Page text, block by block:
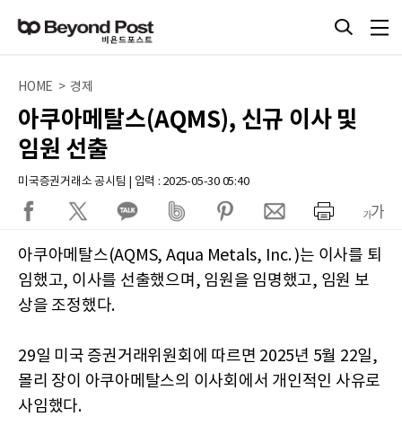
HOME > 경제
아쿠아메탈스(AQMS), 신규 이사 및
임원 선출
미국증권거래소 공시팀 | 입력 : 2025-05-30 05:40
아쿠아메탈스(AQMS, Aqua Metals, Inc. )는 이사를 퇴
임했고, 이사를 선출했으며, 임원을 임명했고, 임원 보
상을 조정했다.
29일 미국 증권거래위원회에 따르면 2025년 5월 22일,
몰리 장이 아쿠아메탈스의 이사회에서 개인적인 사유로
사임했다.